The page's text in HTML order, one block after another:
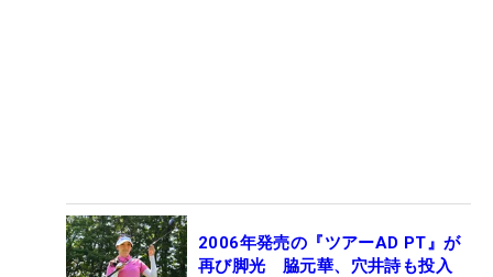
2006年発売の『ツアーAD PT』が
再び脚光 脇元華、穴井詩も投入